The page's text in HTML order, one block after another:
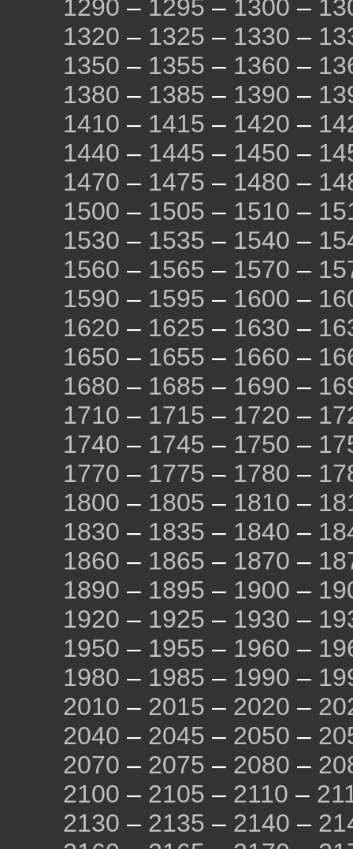
1290 – 1295 – 1300 –
1320 – 1325 – 1330 –
1350 – 1355 – 1360 –
1380 – 1385 – 1390 –
1410 – 1415 – 1420 –
1440 – 1445 – 1450 –
1470 – 1475 – 1480 –
1500 – 1505 – 1510 –
1530 – 1535 – 1540 –
1560 – 1565 – 1570 –
1590 – 1595 – 1600 –
1620 – 1625 – 1630 –
1650 – 1655 – 1660 –
1680 – 1685 – 1690 –
1710 – 1715 – 1720 –
1740 – 1745 – 1750 –
1770 – 1775 – 1780 –
1800 – 1805 – 1810 –
1830 – 1835 – 1840 –
1860 – 1865 – 1870 –
1890 – 1895 – 1900 –
1920 – 1925 – 1930 –
1950 – 1955 – 1960 –
1980 – 1985 – 1990 –
2010 – 2015 – 2020 –
2040 – 2045 – 2050 –
2070 – 2075 – 2080 –
2100 – 2105 – 2110 –
2130 – 2135 – 2140 –